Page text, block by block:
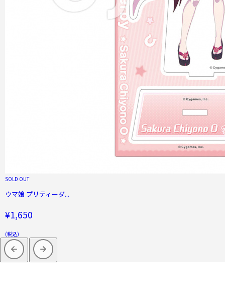
SOLD OUT
ウマ娘 プリティーダ...
¥1,650
(税込)